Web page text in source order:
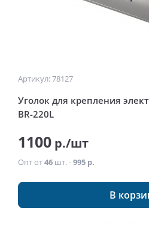
Артикул: 78127
Уголок для крепления
BR-220L
1100 р./шт
Опт от46 шт. -995 р.
В